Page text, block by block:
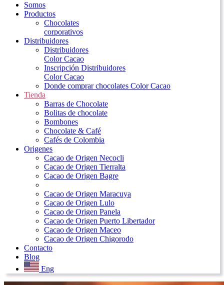
Somos
Productos
Chocolates
corporativos
Distribuidores
Distribuidores
Color Cacao
Inscripción Distribuidores
Color Cacao
Donde comprar chocolates Color Cacao
Tienda
Barras de Chocolate
Bolitas de chocolate
Bombones
Chocolate & Café
Cafés de Colombia
Origenes
Cacao de Origen Necocli
Cacao de Origen Tierralta
Cacao de Origen Bagre
Cacao de Origen Maracuya
Cacao de Origen Lulo
Cacao de Origen Panela
Cacao de Origen Puerto Libertador
Cacao de Origen Maceo
Cacao de Origen Chigorodo
Contacto
Blog
Eng